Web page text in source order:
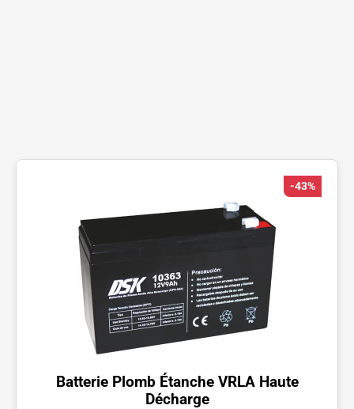
-43%
Batterie Plomb Étanche VRLA Haute
Décharge